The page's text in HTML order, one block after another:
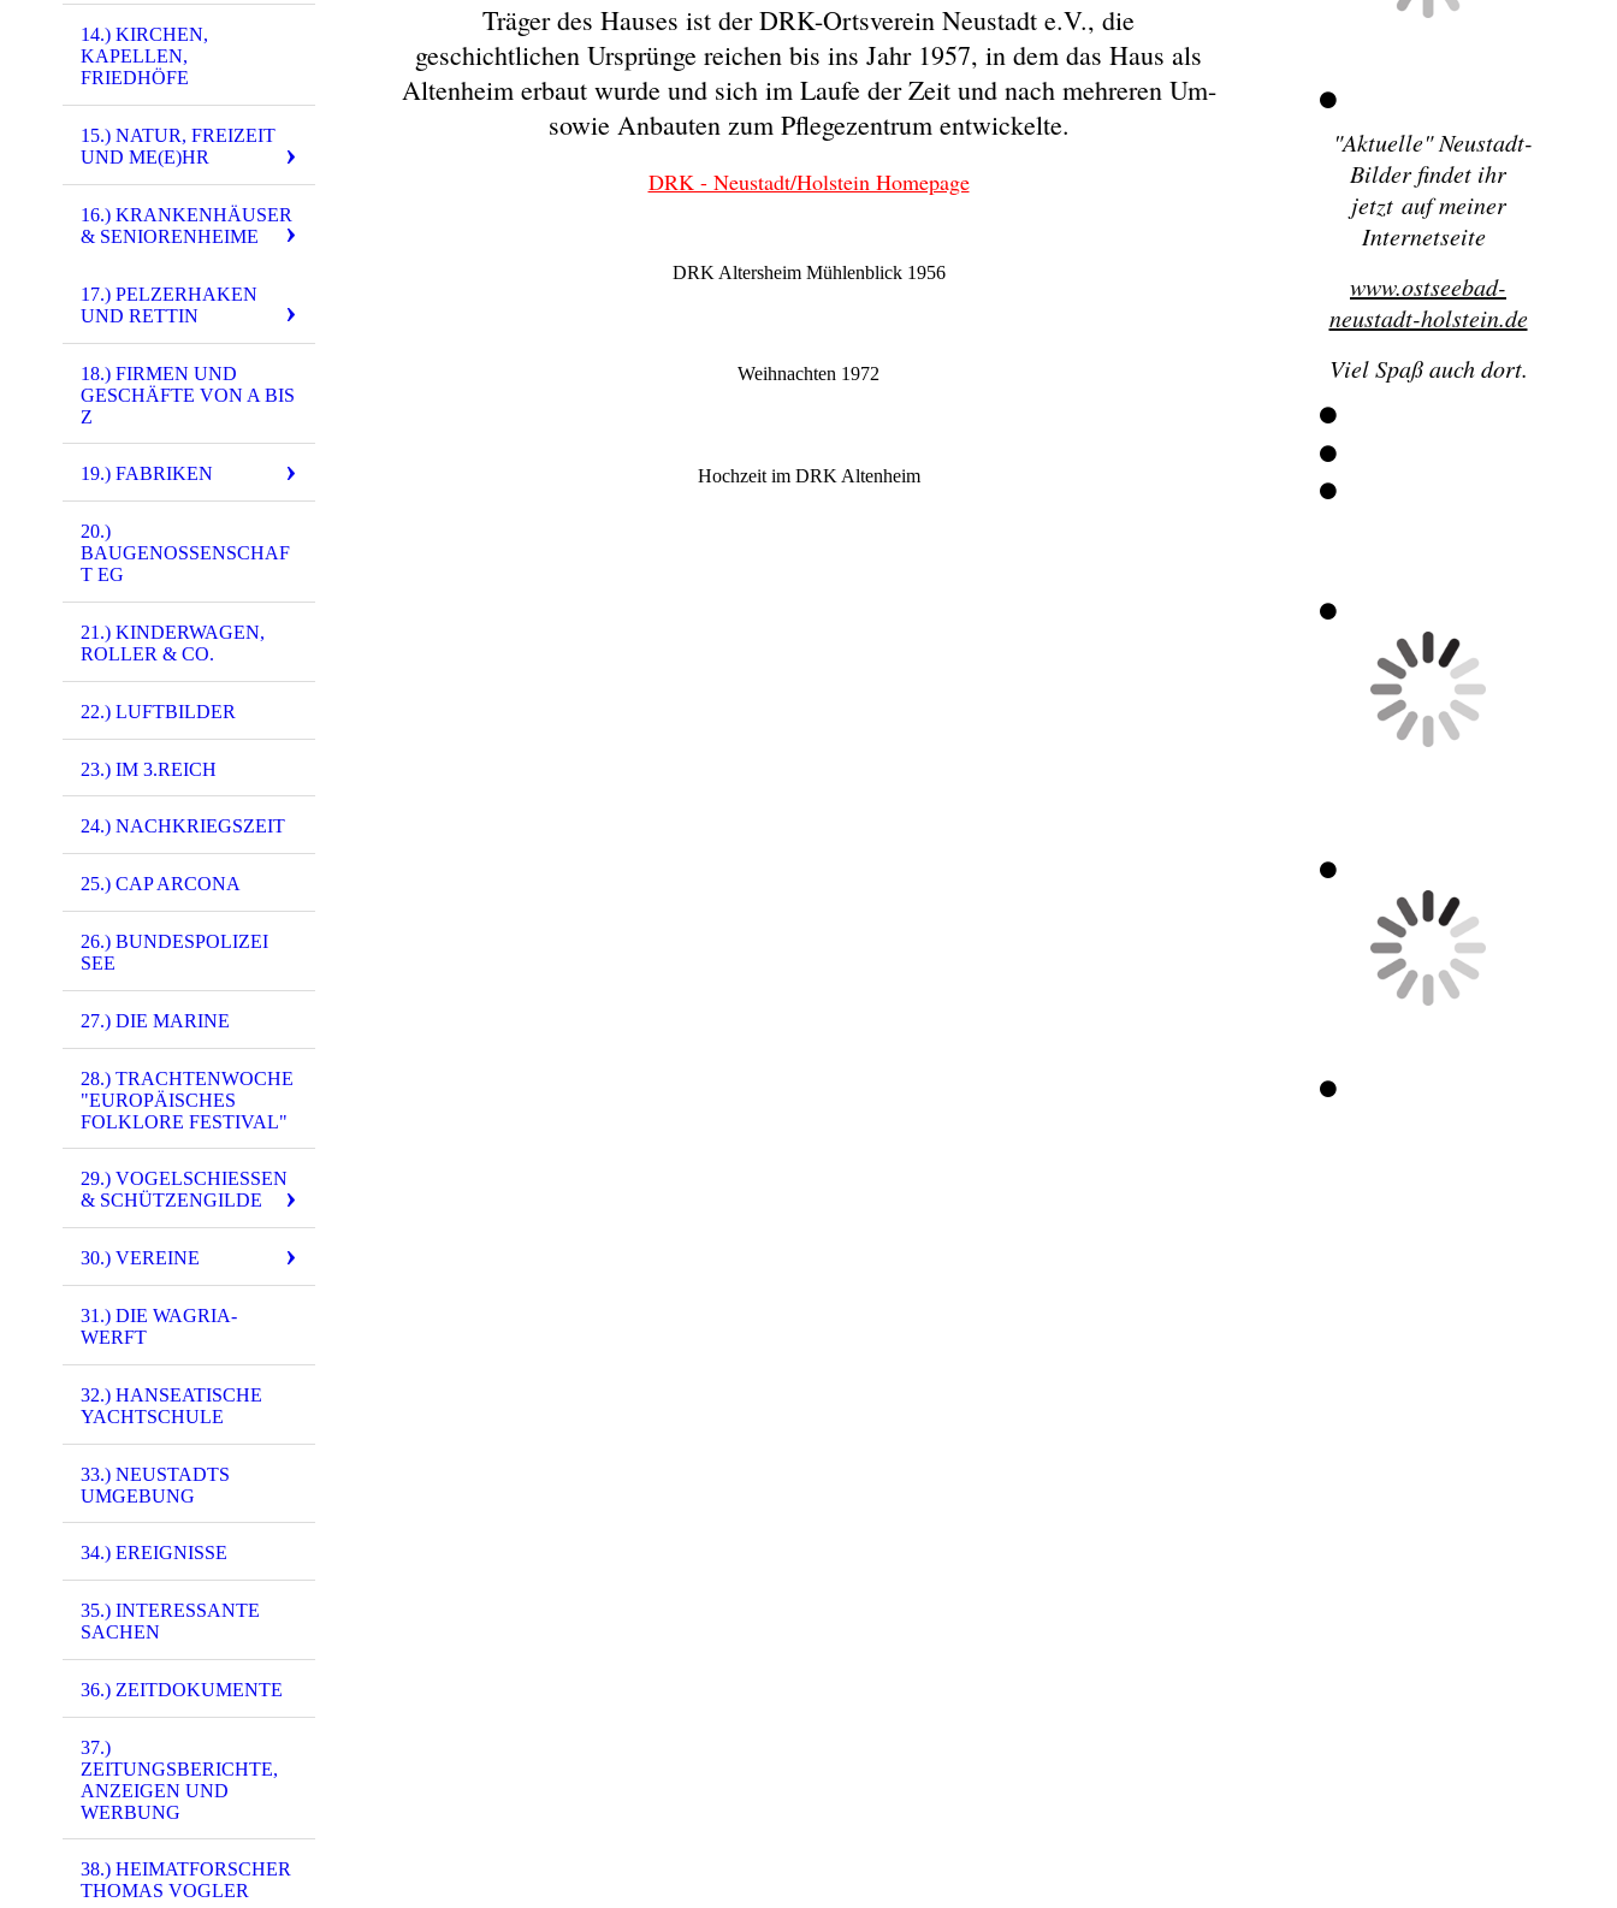
14.) KIRCHEN,
KAPELLEN,
FRIEDHÖFE
15.) NATUR, FREIZEIT
UND ME(E)HR
16.) KRANKENHÄUSER
& SENIORENHEIME
17.) PELZERHAKEN
UND RETTIN
18.) FIRMEN UND
GESCHÄFTE VON A BIS
Z
19.) FABRIKEN
20.)
BAUGENOSSENSCHAF
T EG
21.) KINDERWAGEN,
ROLLER & CO.
22.) LUFTBILDER
23.) IM 3.REICH
24.) NACHKRIEGSZEIT
25.) CAP ARCONA
26.) BUNDESPOLIZEI
SEE
27.) DIE MARINE
28.) TRACHTENWOCHE
"EUROPÄISCHES
FOLKLORE FESTIVAL"
29.) VOGELSCHIESSEN &
SCHÜTZENGILDE
30.) VEREINE
31.) DIE WAGRIA-
WERFT
32.) HANSEATISCHE
YACHTSCHULE
33.) NEUSTADTS
UMGEBUNG
34.) EREIGNISSE
35.) INTERESSANTE
SACHEN
36.) ZEITDOKUMENTE
37.)
ZEITUNGSBERICHTE,
ANZEIGEN UND
WERBUNG
38.) HEIMATFORSCHER
THOMAS VOGLER
Träger des Hauses ist der DRK-Ortsverein Neustadt e.V., die
geschichtlichen Ursprünge reichen bis ins Jahr 1957, in dem das Haus als
Altenheim erbaut wurde und sich im Laufe der Zeit und nach mehreren Um-
sowie Anbauten zum Pflegezentrum entwickelte.
DRK - Neustadt/Holstein Homepage
DRK Altersheim Mühlenblick 1956
Weihnachten 1972
Hochzeit im DRK Altenheim
"Aktuelle" Neustadt-
Bilder findet ihr
jetzt auf meiner
Internetseite
www.ostseebad-
neustadt-holstein.de
Viel Spaß auch dort.